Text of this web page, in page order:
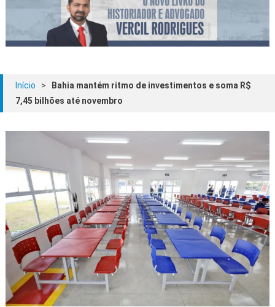
Início >
Bahia mantém ritmo de investimentos e soma R$
7,45 bilhões até novembro